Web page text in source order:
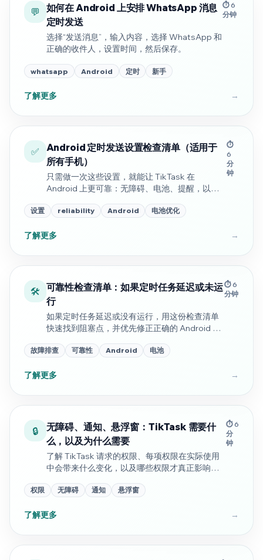
💬
如何在 Android 上安排 WhatsApp 消息
定时发送
选择“发送消息”，输入内容，选择 WhatsApp 和
正确的收件人，设置时间，然后保存。
⏱️ 6
分钟
whatsapp Android 定时 新手
了解更多 →
✅
Android 定时发送设置检查清单（适用于
所有手机）
只需做一次这些设置，就能让 TikTask 在
Android 上更可靠：无障碍、电池、提醒，以及
⏱️
6
分
钟
设置 reliability Android 电池优化
了解更多 →
🛠️ 可靠性检查清单：如果定时任务延迟或未运
行
如果定时任务延迟或没有运行，用这份检查清单
快速找到阻塞点，并优先修正正确的 Android 设
⏱️ 6
分钟
故障排查 可靠性 Android 电池
了解更多 →
🔒
无障碍、通知、悬浮窗：TikTask 需要什
么，以及为什么需要
了解 TikTask 请求的权限、每项权限在实际使用
中会带来什么变化，以及哪些权限才真正影响定
⏱️ 6
分
钟
权限 无障碍 通知 悬浮窗
了解更多 →